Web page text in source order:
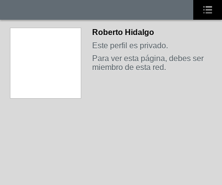
Roberto Hidalgo
Este perfil es privado.
Para ver esta página, debes ser
miembro de esta red.